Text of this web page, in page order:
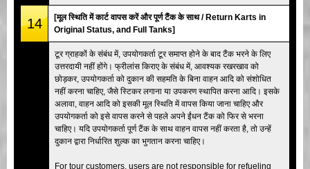
14
[मूल स्थिति में कार्ट वापस करें और पूर्ण टैंक के साथ / Return Karts in
Original Status, and Full Tanks]
टूर ग्राहकों के संबंध में, उपयोगकर्ता टूर समाप्त होने के बाद टैंक भरने के लिए
उत्तरदायी नहीं होंगे। फ्रीलांस किराए के संबंध में, आवश्यक रखरखाव को
छोड़कर, उपयोगकर्ता को दुकान की सहमति के बिना वाहन आदि को संशोधित
नहीं करना चाहिए, जैसे स्टिकर लगाना या उपकरण स्थापित करना आदि। इसके
अलावा, वाहन आदि को इसकी मूल स्थिति में वापस किया जाना चाहिए और
उपयोगकर्ता को इसे वापस करने से पहले अपने ईंधन टैंक को फिर से भरना
चाहिए। यदि उपयोगकर्ता पूर्ण टैंक के साथ वाहन वापस नहीं करता है, तो उन्हें
दुकान द्वारा निर्धारित शुल्क का भुगतान करना चाहिए।
For tour customers, users are not responsible for refueling